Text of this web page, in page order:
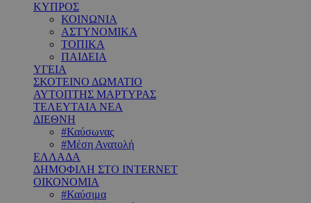
ΚΥΠΡΟΣ
ΚΟΙΝΩΝΙΑ
ΑΣΤΥΝΟΜΙΚΑ
ΤΟΠΙΚΑ
ΠΑΙΔΕΙΑ
ΥΓΕΙΑ
ΣΚΟΤΕΙΝΟ ΔΩΜΑΤΙΟ
ΑΥΤΟΠΤΗΣ ΜΑΡΤΥΡΑΣ
ΤΕΛΕΥΤΑΙΑ ΝΕΑ
ΔΙΕΘΝΗ
#Καύσωνας
#Μέση Ανατολή
ΕΛΛΑΔΑ
ΔΗΜΟΦΙΛΗ ΣΤΟ INTERNET
ΟΙΚΟΝΟΜΙΑ
#Καύσιμα